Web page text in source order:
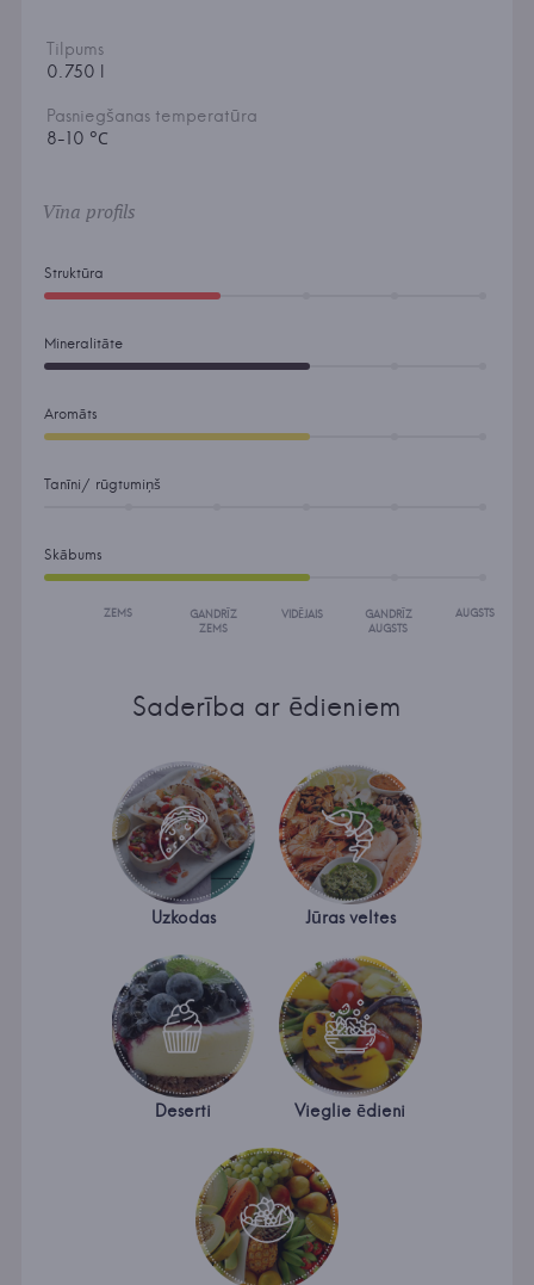
Tilpums
0.750 l
Pasniegšanas temperatūra
8-10 °С
Vīna profils
Struktūra
Mineralitāte
Aromāts
Tanīni/ rūgtumiņš
Skābums
ZEMS
GANDRĪZ
ZEMS
VIDĒJAIS
GANDRĪZ
AUGSTS
AUGSTS
Saderība ar ēdieniem
Uzkodas Jūras veltes
Deserti Vieglie ēdieni